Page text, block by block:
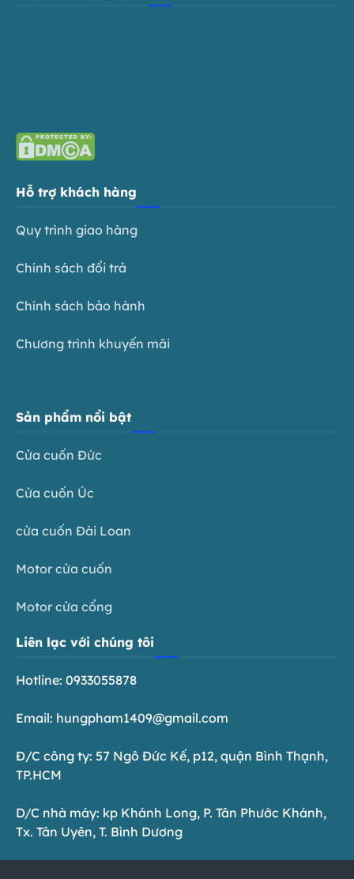
Hỗ trợ khách hàng
Quy trình giao hàng
Chính sách đổi trả
Chính sách bảo hành
Chương trình khuyến mãi
Sản phẩm nổi bật
Cửa cuốn Đức
Cửa cuốn Úc
cửa cuốn Đài Loan
Motor cửa cuốn
Motor cửa cổng
Liên lạc với chúng tôi
Hotline: 0933055878
Email: hungpham1409@gmail.com
Đ/C công ty: 57 Ngô Đức Kế, p12, quận Bình Thạnh,
TP.HCM
D/C nhà máy: kp Khánh Long, P. Tân Phước Khánh,
Tx. Tân Uyên, T. Bình Dương